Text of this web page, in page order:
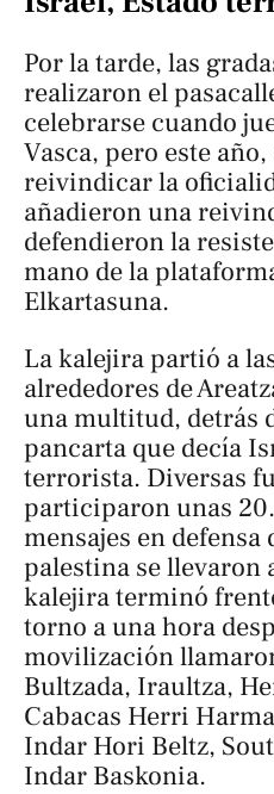
Por la tarde, las
realizaron el
celebrarse cuando
Vasca, pero este año,
reivindicar la
añadieron una
defendieron la
mano de la
Elkartasuna.
La kalejira partió a
alrededores de
una multitud, detrás
pancarta que decía
terrorista. Diversas
participaron unas
mensajes en
palestina se llevaron
kalejiraterminó
torno a una hora
movilización
Bultzada, Iraultza,
Cabacas Herri
Indar Hori Beltz,
Indar Baskonia.